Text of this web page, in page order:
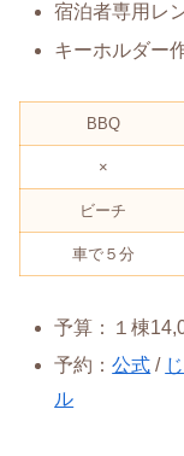
宿泊者専用レ
キーホルダー
BBQ
×
ビーチ
車で５分
予算：１棟
予約：公式 /
ル